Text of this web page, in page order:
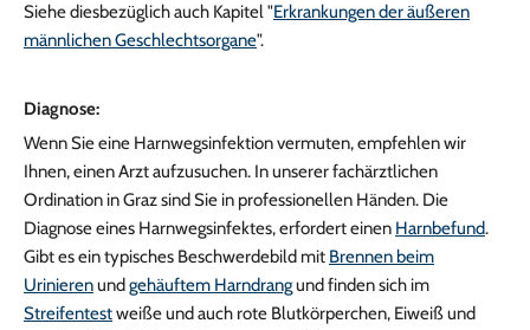
Siehe diesbezüglich auch Kapitel "Erkrankungen der äußeren
männlichen Geschlechtsorgane".
Diagnose:
Wenn Sie eine Harnwegsinfektion vermuten, empfehlen wir
Ihnen, einen Arzt aufzusuchen. In unserer fachärztlichen
Ordination in Graz sind Sie in professionellen Händen. Die
Diagnose eines Harnwegsinfektes, erfordert einen Harnbefund.
Gibt es ein typisches Beschwerdebild mit Brennen beim
Urinierenund gehäuftem Harndrangund finden sich im
Streifentestweiße und auch rote Blutkörperchen, Eiweiß und